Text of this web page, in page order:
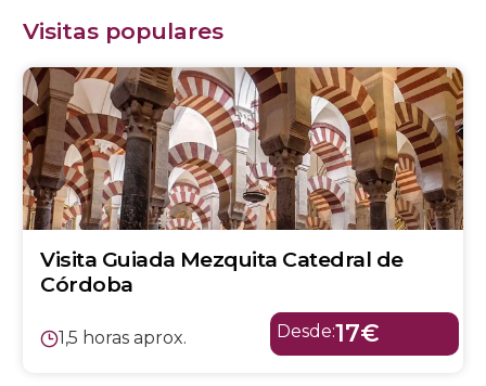
Visitas populares
Visita Guiada Mezquita Catedral de
Córdoba
1,5 horas aprox. Desde:17€